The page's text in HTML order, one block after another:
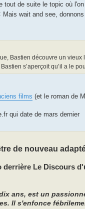
tout de suite le topic où
Mais wait and see,
Bastien découvre un
s’aperçoit qu’il a le
films (et le roman de
qui date de mars dernier
de nouveau
derrière Le Discours
ans, est un
Il s'enfonce